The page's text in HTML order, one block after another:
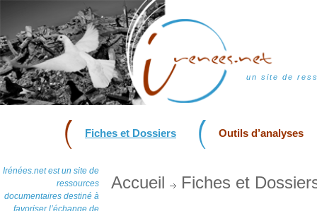
un site de
Fiches et Dossiers Outils d’analyses
Irénées.net est un site de
ressources
documentaires destiné à
favoriser l’échange de
Accueil Fiches et